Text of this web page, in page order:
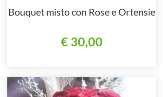
Bouquet misto con Rose e Ortensie
€ 30,00